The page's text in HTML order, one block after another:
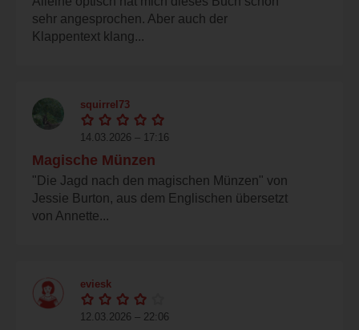
sehr angesprochen. Aber auch der
Klappentext klang...
squirrel73
14.03.2026 – 17:16
Magische Münzen
"Die Jagd nach den magischen Münzen" von
Jessie Burton, aus dem Englischen übersetzt
von Annette...
eviesk
12.03.2026 – 22:06